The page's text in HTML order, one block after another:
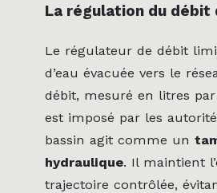
La régulation du débit
Le régulateur de débit
d’eau évacuée vers le
débit, mesuré en litres par
est imposé par les
bassin agit comme un
hydraulique. Il maintient
trajectoire contrôlée,